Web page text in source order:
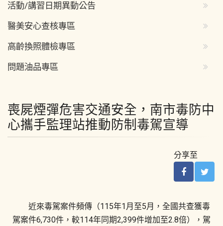
活動/講習日期異動公告
醫美安心查核專區
高齡換照體檢專區
問題油品專區
喪屍煙彈危害交通安全，南市毒防中
心攜手監理站推動防制毒駕宣導
分享至
近來毒駕案件頻傳（115年1月至5月，全國共查獲毒
駕案件6,730件，較114年同期2,399件增加至2.8倍），駕